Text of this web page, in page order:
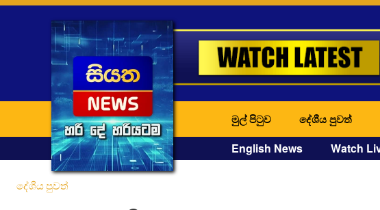
මුල් පිටුව දේශීය පුවත්
English News Watch
දේශීය පුවත්